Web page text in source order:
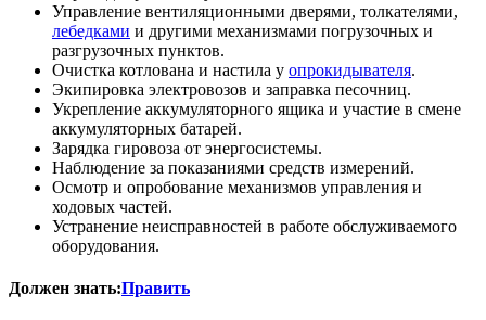
Управление вентиляционными дверями, толкателями,
лебедками и другими механизмами погрузочных и
разгрузочных пунктов.
Очистка котлована и настила у опрокидывателя.
Экипировка электровозов и заправка песочниц.
Укрепление аккумуляторного ящика и участие в смене
аккумуляторных батарей.
Зарядка гировоза от энергосистемы.
Наблюдение за показаниями средств измерений.
Осмотр и опробование механизмов управления и
ходовых частей.
Устранение неисправностей в работе обслуживаемого
оборудования.
Должен знать:Править